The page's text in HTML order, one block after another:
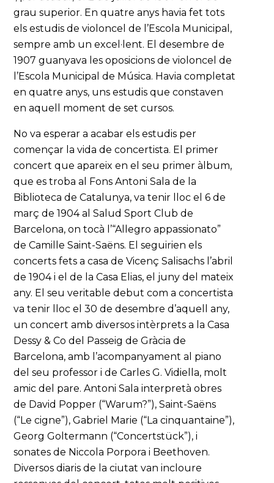
grau superior. En quatre anys havia fet tots
els estudis de violoncel de l’Escola Municipal,
sempre amb un excel·lent. El desembre de
1907 guanyava les oposicions de violoncel de
l’Escola Municipal de Música. Havia completat
en quatre anys, uns estudis que constaven
en aquell moment de set cursos.
No va esperar a acabar els estudis per
començar la vida de concertista. El primer
concert que apareix en el seu primer àlbum,
que es troba al Fons Antoni Sala de la
Biblioteca de Catalunya, va tenir lloc el 6 de
març de 1904 al Salud Sport Club de
Barcelona, on tocà l’“Allegro appassionato”
de Camille Saint-Saëns. El seguirien els
concerts fets a casa de Vicenç Salisachs l’abril
de 1904 i el de la Casa Elias, el juny del mateix
any. El seu veritable debut com a concertista
va tenir lloc el 30 de desembre d’aquell any,
un concert amb diversos intèrprets a la Casa
Dessy & Co del Passeig de Gràcia de
Barcelona, amb l’acompanyament al piano
del seu professor i de Carles G. Vidiella, molt
amic del pare. Antoni Sala interpretà obres
de David Popper (“Warum?”), Saint-Saëns
(“Le cigne”), Gabriel Marie (“La cinquantaine”),
Georg Goltermann (“Concertstück”), i
sonates de Niccola Porpora i Beethoven.
Diversos diaris de la ciutat van incloure